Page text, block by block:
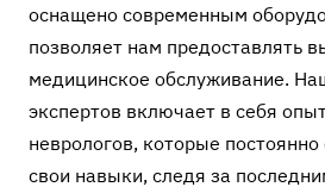
оснащено современным
позволяет нам предоставлять
медицинское обслуживание.
экспертов включает в себя
неврологов, которые
свои навыки, следя за